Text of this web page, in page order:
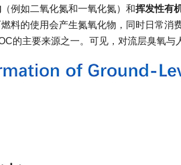
（例如二氧化氮和一氧化氮）和挥发性有
料的使用会产生氮氧化物，同时日常消
的主要来源之一。可见，对流层臭氧与